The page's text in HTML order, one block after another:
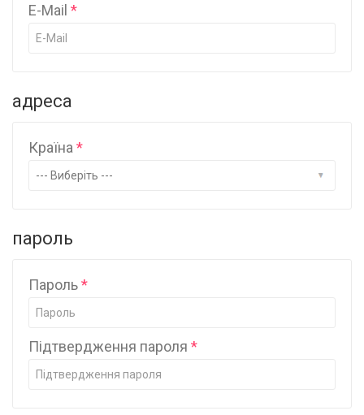
E-Mail
адреса
Країна
пароль
Пароль
Підтвердження пароля